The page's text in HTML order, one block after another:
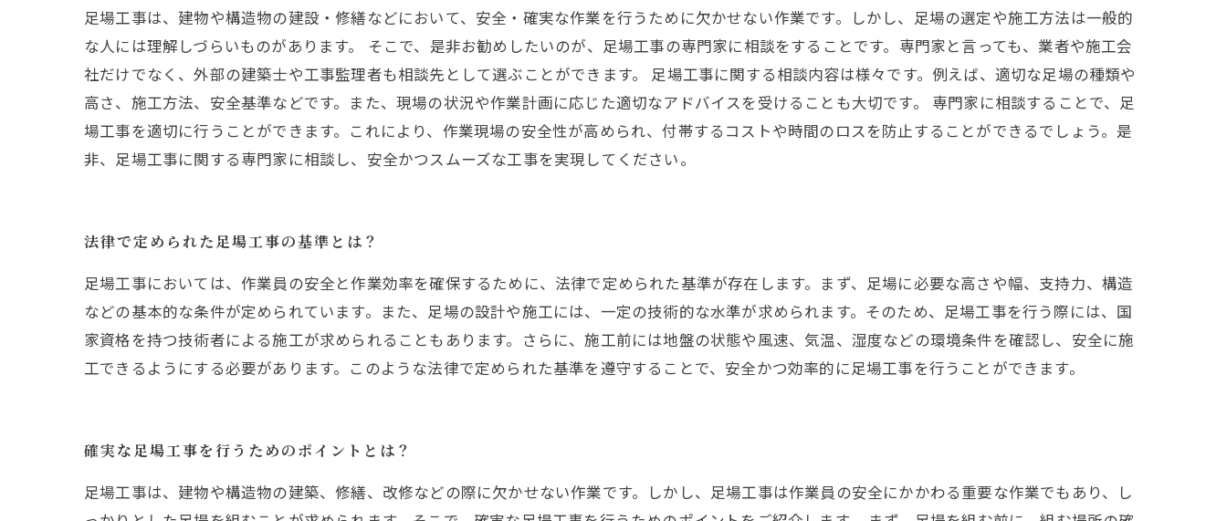
足場工事は、建物や構造物の建設・修繕などにおいて、安全・確実な作業を行うために欠かせない作業です。しかし、足場の選定や施工方法は一般的
な人には理解しづらいものがあります。 そこで、是非お勧めしたいのが、足場工事の専門家に相談をすることです。専門家と言っても、業者や施工会
社だけでなく、外部の建築士や工事監理者も相談先として選ぶことができます。 足場工事に関する相談内容は様々です。例えば、適切な足場の種類や
高さ、施工方法、安全基準などです。また、現場の状況や作業計画に応じた適切なアドバイスを受けることも大切です。 専門家に相談することで、足
場工事を適切に行うことができます。これにより、作業現場の安全性が高められ、付帯するコストや時間のロスを防止することができるでしょう。是
非、足場工事に関する専門家に相談し、安全かつスムーズな工事を実現してください。
法律で定められた足場工事の基準とは？
足場工事においては、作業員の安全と作業効率を確保するために、法律で定められた基準が存在します。まず、足場に必要な高さや幅、支持力、構造
などの基本的な条件が定められています。また、足場の設計や施工には、一定の技術的な水準が求められます。そのため、足場工事を行う際には、国
家資格を持つ技術者による施工が求められることもあります。さらに、施工前には地盤の状態や風速、気温、湿度などの環境条件を確認し、安全に施
工できるようにする必要があります。このような法律で定められた基準を遵守することで、安全かつ効率的に足場工事を行うことができます。
確実な足場工事を行うためのポイントとは？
足場工事は、建物や構造物の建築、修繕、改修などの際に欠かせない作業です。しかし、足場工事は作業員の安全にかかわる重要な作業でもあり、し